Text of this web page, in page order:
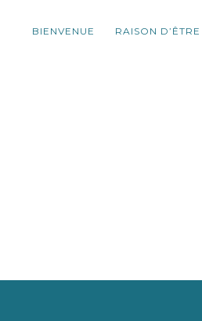
BIENVENUE RAISON D’ÊTRE